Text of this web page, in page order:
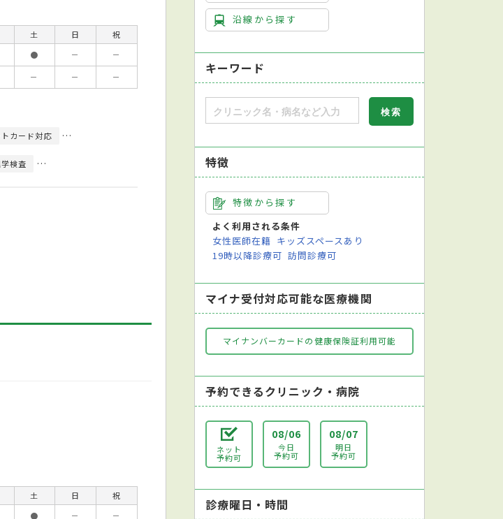
土 日
祝
● －
－
－ － －
カード対応 モバイル決済対応
検査 Thomsen（トムセン）テスト 超音波検査
土 日
祝
● －
－
沿線から探す
キーワード
特徴
特徴から探す
よく利用される条件
女性医師在籍 キッズスペースあり
19時以降診療可 訪問診療可
マイナ受付対応可能な医療機関
マイナンバーカードの健康保険証利用可能
予約できるクリニック・病院
ネット
予約可
08/06
今日
予約可
08/07
明日
予約可
診療曜日・時間